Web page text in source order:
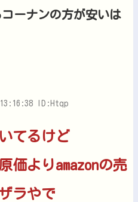
ーナンの方が安いは
ID:Htqp
てるけど
価よりamazonの売
ラやで